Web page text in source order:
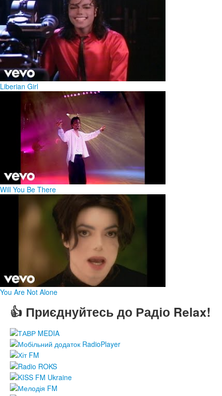
Liberian Girl
Will You Be There
You Are Not Alone
👍 Приєднуйтесь до Радіо Relax!